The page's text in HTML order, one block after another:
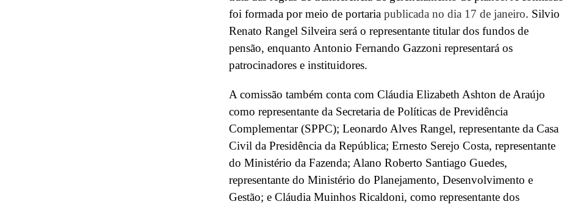
foi formada por meio de portaria publicada no dia 17 de janeiro. Silvio
Renato Rangel Silveira será o representante titular dos fundos de
pensão, enquanto Antonio Fernando Gazzoni representará os
patrocinadores e instituidores.
A comissão também conta com Cláudia Elizabeth Ashton de Araújo
como representante da Secretaria de Políticas de Previdência
Complementar (SPPC); Leonardo Alves Rangel, representante da Casa
Civil da Presidência da República; Ernesto Serejo Costa, representante
do Ministério da Fazenda; Alano Roberto Santiago Guedes,
representante do Ministério do Planejamento, Desenvolvimento e
Gestão; e Cláudia Muinhos Ricaldoni, como representante dos